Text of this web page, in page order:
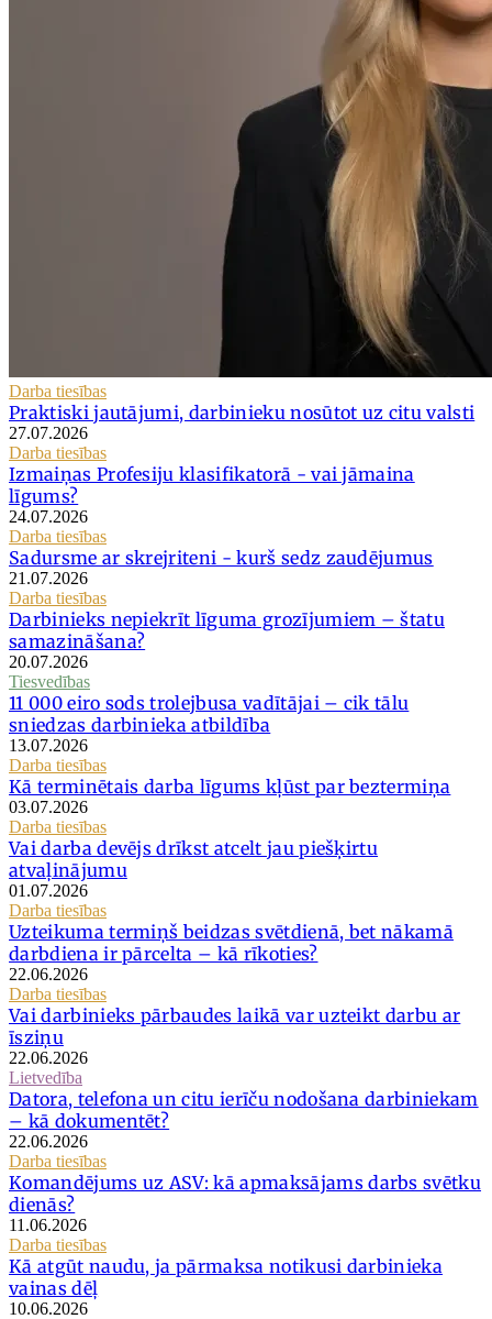
Darba tiesības
Praktiski jautājumi, darbinieku nosūtot uz citu valsti
27.07.2026
Darba tiesības
Izmaiņas Profesiju klasifikatorā - vai jāmaina
līgums?
24.07.2026
Darba tiesības
Sadursme ar skrejriteni - kurš sedz zaudējumus
21.07.2026
Darba tiesības
Darbinieks nepiekrīt līguma grozījumiem – štatu
samazināšana?
20.07.2026
Tiesvedības
11 000 eiro sods trolejbusa vadītājai – cik tālu
sniedzas darbinieka atbildība
13.07.2026
Darba tiesības
Kā terminētais darba līgums kļūst par beztermiņa
03.07.2026
Darba tiesības
Vai darba devējs drīkst atcelt jau piešķirtu
atvaļinājumu
01.07.2026
Darba tiesības
Uzteikuma termiņš beidzas svētdienā, bet nākamā
darbdiena ir pārcelta – kā rīkoties?
22.06.2026
Darba tiesības
Vai darbinieks pārbaudes laikā var uzteikt darbu ar
īsziņu
22.06.2026
Lietvedība
Datora, telefona un citu ierīču nodošana darbiniekam
– kā dokumentēt?
22.06.2026
Darba tiesības
Komandējums uz ASV: kā apmaksājams darbs svētku
dienās?
11.06.2026
Darba tiesības
Kā atgūt naudu, ja pārmaksa notikusi darbinieka
vainas dēļ
10.06.2026